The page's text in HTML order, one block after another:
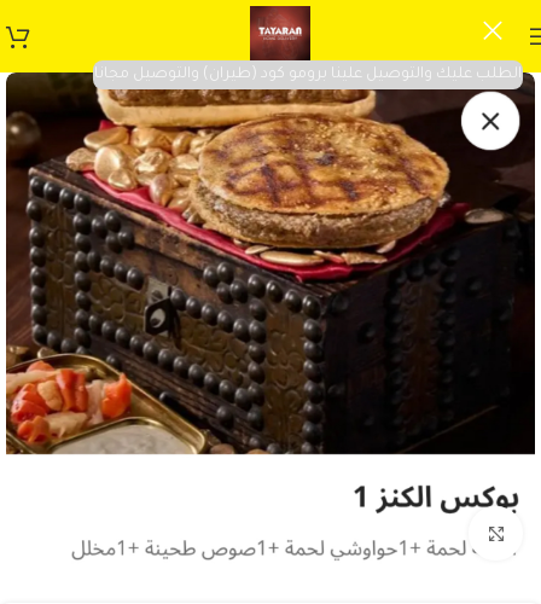
الطلب عليك والتوصيل علينا برومو كود (طيران) والتوصيل مجانا